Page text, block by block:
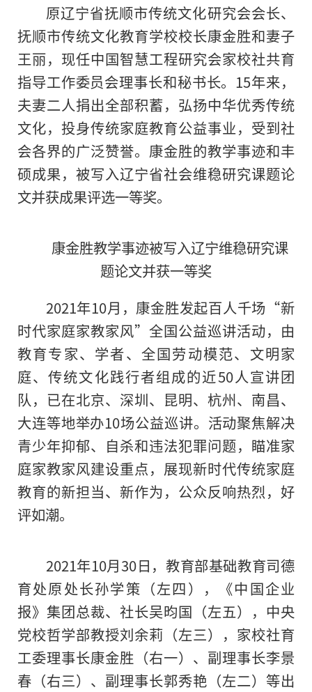
原辽宁省抚顺市传统文化研究会会长、
抚顺市传统文化教育学校校长康金胜和妻子
王丽，现任中国智慧工程研究会家校社共育
指导工作委员会理事长和秘书长。15年来，
夫妻二人捐出全部积蓄，弘扬中华优秀传统
文化，投身传统家庭教育公益事业，受到社
会各界的广泛赞誉。康金胜的教学事迹和丰
硕成果，被写入辽宁省社会维稳研究课题论
文并获成果评选一等奖。
康金胜教学事迹被写入辽宁维稳研究课
题论文并获一等奖
2021年10月，康金胜发起百人千场“新
时代家庭家教家风”全国公益巡讲活动，由
教育专家、学者、全国劳动模范、文明家
庭、传统文化践行者组成的近50人宣讲团
队，已在北京、深圳、昆明、杭州、南昌、
大连等地举办10场公益巡讲。活动聚焦解决
青少年抑郁、自杀和违法犯罪问题，瞄准家
庭家教家风建设重点，展现新时代传统家庭
教育的新担当、新作为，公众反响热烈，好
评如潮。
2021年10月30日，教育部基础教育司德
育处原处长孙学策（左四），《中国企业
报》集团总裁、社长吴昀国（左五），中央
党校哲学部教授刘余莉（左三），家校社育
工委理事长康金胜（右一）、副理事长李景
春（右三）、副理事长郭秀艳（左二）等出